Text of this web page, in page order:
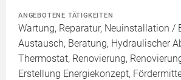
ANGEBOTENE TÄTIGKEITEN
Wartung, Reparatur, Neuinstallation /
Austausch, Beratung, Hydraulischer
Thermostat, Renovierung,
Erstellung Energiekonzept,